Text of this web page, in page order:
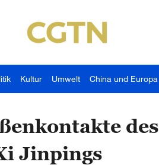
Kultur Umwelt China und Europa
des
Jinpings